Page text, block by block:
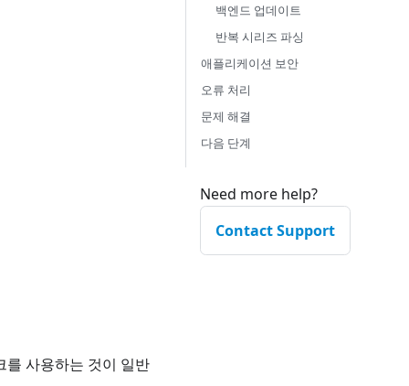
를 사용하는 것이 일반
백엔드 업데이트
반복 시리즈 파싱
애플리케이션 보안
오류 처리
문제 해결
다음 단계
Need more help?
Contact Support